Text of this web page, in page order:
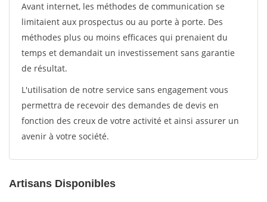
Avant internet, les méthodes de communication se
limitaient aux prospectus ou au porte à porte. Des
méthodes plus ou moins efficaces qui prenaient du
temps et demandait un investissement sans garantie
de résultat.
L'utilisation de notre service sans engagement vous
permettra de recevoir des demandes de devis en
fonction des creux de votre activité et ainsi assurer un
avenir à votre société.
Artisans Disponibles